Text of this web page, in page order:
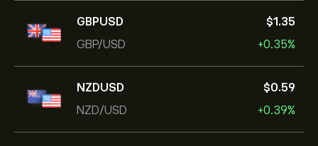
GBPUSD
GBP/USD
‎$‎1.35
+0.35%
NZDUSD
NZD/USD
‎$‎0.59
+0.39%